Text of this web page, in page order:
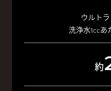
ウルト
洗浄水1ccあ
約